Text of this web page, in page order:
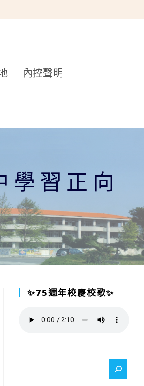
內控聲明
學習正向
✨75週年校慶校歌✨